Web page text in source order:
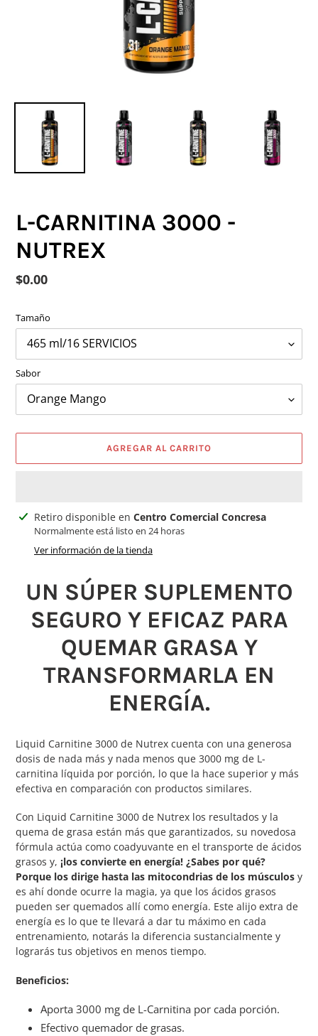
L-CARNITINA 3000 -
NUTREX
Precio
$0.00
Tamaño
Sabor
AGREGAR AL CARRITO
Agregando
producto
Retiro disponible en Centro Comercial Concresa
Normalmente está listo en 24 horas
Ver información de la tienda
UN SÚPER SUPLEMENTO
SEGURO Y EFICAZ PARA
QUEMAR GRASA Y
TRANSFORMARLA EN
ENERGÍA.
Liquid Carnitine 3000 de Nutrex cuenta con una generosa
dosis de nada más y nada menos que 3000 mg de L-
carnitina líquida por porción, lo que la hace superior y más
efectiva en comparación con productos similares.
Con Liquid Carnitine 3000 de Nutrex los resultados y la
quema de grasa están más que garantizados, su novedosa
fórmula actúa como coadyuvante en el transporte de ácidos
grasos y, ¡los convierte en energía! ¿Sabes por qué?
Porque los dirige hasta las mitocondrias de los músculos y
es ahí donde ocurre la magia, ya que los ácidos grasos
pueden ser quemados allí como energía. Este alijo extra de
energía es lo que te llevará a dar tu máximo en cada
entrenamiento, notarás la diferencia sustancialmente y
lograrás tus objetivos en menos tiempo.
Beneficios:
Aporta 3000 mg de L-Carnitina por cada porción.
Efectivo quemador de grasas.